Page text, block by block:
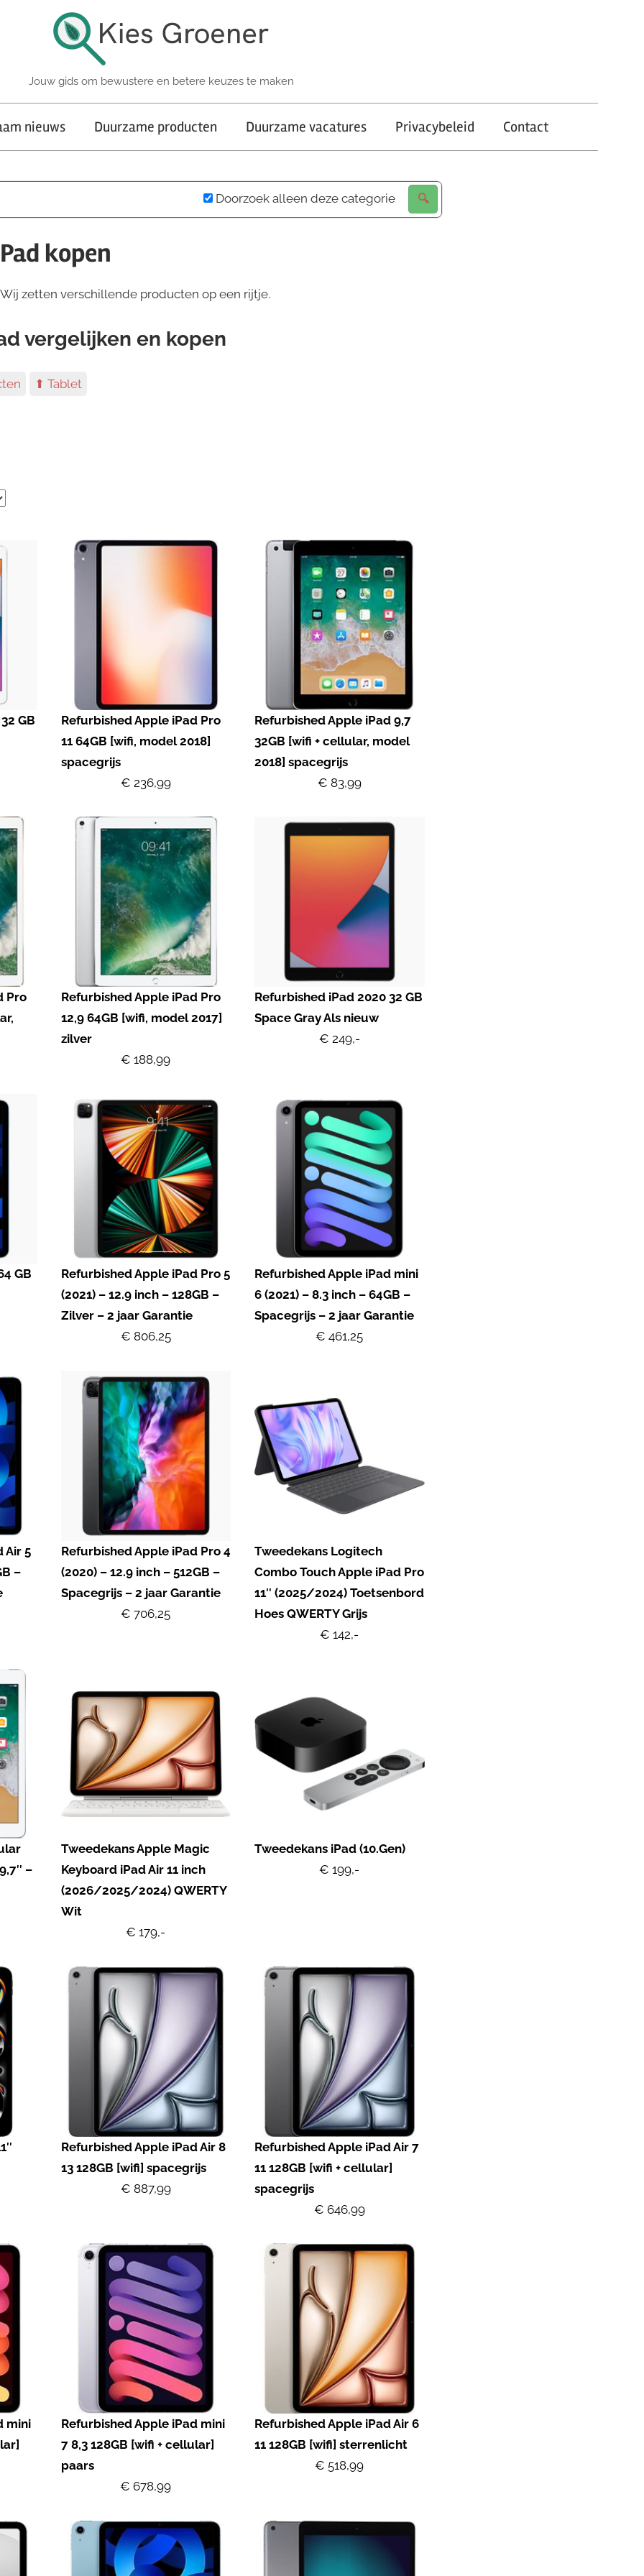
Jouw gids om bewustere en betere keuzes te maken
nieuws Duurzame producten Duurzame vacatures Privacybeleid Contact
Doorzoek alleen deze categorie
kopen
zetten verschillende producten op een rijtje.
vergelijken en kopen
⬆ Tablet
GB
Refurbished Apple iPad Pro
11 64GB [wifi, model 2018]
spacegrijs
€ 236,99
Refurbished Apple iPad 9,7
32GB [wifi + cellular, model
2018] spacegrijs
€ 83,99
Pro
Refurbished Apple iPad Pro
12,9 64GB [wifi, model 2017]
zilver
€ 188,99
Refurbished iPad 2020 32 GB
Space Gray Als nieuw
€ 249,-
GB
Refurbished Apple iPad Pro 5
(2021) – 12.9 inch – 128GB –
Zilver – 2 jaar Garantie
€ 806,25
Refurbished Apple iPad mini
6 (2021) – 8.3 inch – 64GB –
Spacegrijs – 2 jaar Garantie
€ 461,25
Air 5
–
Refurbished Apple iPad Pro 4
(2020) – 12.9 inch – 512GB –
Spacegrijs – 2 jaar Garantie
€ 706,25
Tweedekans Logitech
Combo Touch Apple iPad Pro
11″ (2025/2024) Toetsenbord
Hoes QWERTY Grijs
€ 142,-
–
Tweedekans Apple Magic
Keyboard iPad Air 11 inch
(2026/2025/2024) QWERTY
Wit
€ 179,-
Tweedekans iPad (10.Gen)
€ 199,-
Refurbished Apple iPad Air 8
13 128GB [wifi] spacegrijs
€ 887,99
Refurbished Apple iPad Air 7
11 128GB [wifi + cellular]
spacegrijs
€ 646,99
mini
Refurbished Apple iPad mini
7 8,3 128GB [wifi + cellular]
paars
€ 678,99
Refurbished Apple iPad Air 6
11 128GB [wifi] sterrenlicht
€ 518,99